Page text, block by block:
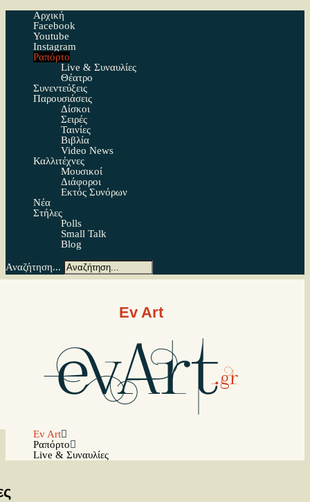
Αρχική
Facebook
Youtube
Instagram
Ραπόρτο
Live & Συναυλίες
Θέατρο
Συνεντεύξεις
Παρουσιάσεις
Δίσκοι
Σειρές
Ταινίες
Βιβλία
Video News
Καλλιτέχνες
Μουσικοί
Διάφοροι
Εκτός Συνόρων
Νέα
Στήλες
Polls
Small Talk
Blog
Αναζήτηση...
Ev Art
Ev Art
Ραπόρτο
Live & Συναυλίες